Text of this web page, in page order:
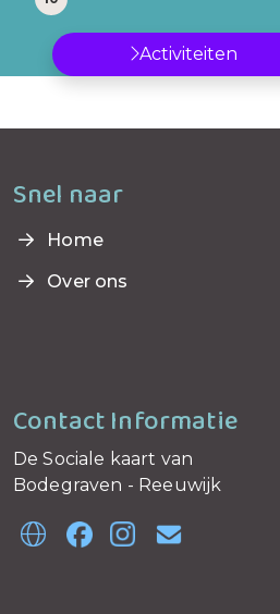
Activiteiten
Snel naar
Home
Over ons
Contact Informatie
De Sociale kaart van
Bodegraven - Reeuwijk